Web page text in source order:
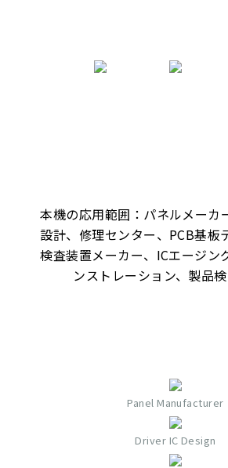
本機の応用範囲：パネルメーカ
設計、修理センター、PCB基板
検査装置メーカー、ICエージン
ンストレーション、製品検
Panel Manufacturer
Driver IC Design